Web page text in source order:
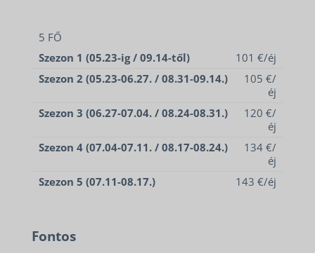
5 FŐ
Szezon 1 (05.23-ig / 09.14-től)
101 €/éj
Szezon 2 (05.23-06.27. / 08.31-09.14.)
105 €/
éj
Szezon 3 (06.27-07.04. / 08.24-08.31.)
120 €/
éj
Szezon 4 (07.04-07.11. / 08.17-08.24.)
134 €/
éj
Szezon 5 (07.11-08.17.)
143 €/éj
Fontos